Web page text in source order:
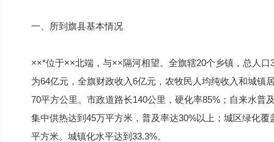
一、所到旗县基本情况
××*位于××北端，与××隔河相望。全旗辖20个乡镇，总人
为64亿元，全旗财政收入6亿元，农牧民人均纯收入和城镇
70平方公里。市政道路长140公里，硬化率85%；自来水普
集中供热达到45万平方米，普及率达30%以上；城区绿化
平方米。城镇化水平达到33.3%。